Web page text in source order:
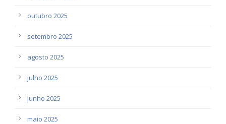
outubro 2025
setembro 2025
agosto 2025
julho 2025
junho 2025
maio 2025